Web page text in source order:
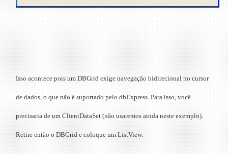
Isso acontece pois um DBGrid exige navegação bidirecional no cursor
de dados, o que não é suportado pelo dbExpress. Para isso, você
precisaria de um ClientDataSet (não usaremos ainda neste exemplo).
Retire então o DBGrid e coloque um ListView.